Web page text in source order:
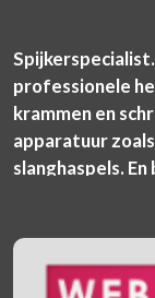
professionele
krammen en
apparatuur
slanghaspels.